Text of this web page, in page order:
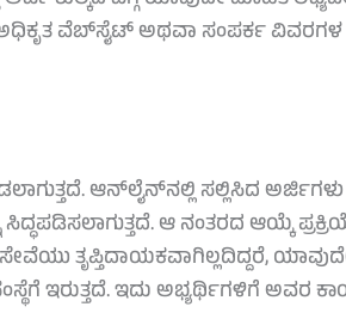
ವೆಬ್‌ಸೈಟ್ ಅಥವಾ ಸಂಪರ್ಕ
ಆನ್‌ಲೈನ್‌ನಲ್ಲಿ ಸಲ್ಲಿಸಿದ ಅರ್ಜಿಗಳು
ಆ ನಂತರದ ಆಯ್ಕೆ
ಸೇವೆಯು ತೃಪ್ತಿದಾಯಕವಾಗಿಲ್ಲದಿದ್ದರೆ,
ಇರುತ್ತದೆ. ಇದು ಅಭ್ಯರ್ಥಿಗಳಿಗೆ ಅವರ